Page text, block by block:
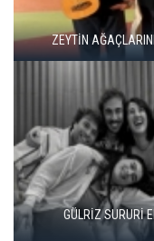
BBT’DE
KISALAR,